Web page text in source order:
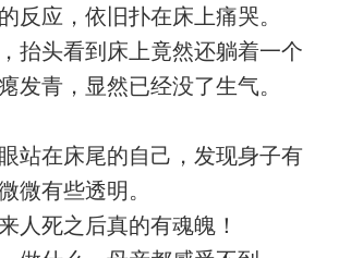
反应，依旧扑在床上痛哭。
抬头看到床上竟然还躺着一个
发青，显然已经没了生气。
站在床尾的自己，发现身子有
微有些透明。
人死之后真的有魂魄！